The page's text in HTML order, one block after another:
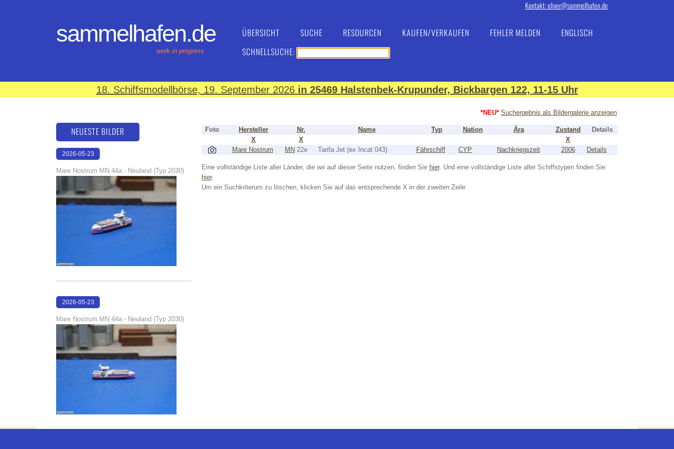
Kontakt: oliver@sammelhafen.de
sammelhafen.de
work in progress
ÜBERSICHT SUCHE RESOURCEN KAUFEN/VERKAUFEN FEHLER MELDEN
ENGLISCH
SCHNELLSUCHE:
18. Schiffsmodellbörse, 19. September 2026 in 25469 Halstenbek-Krupunder, Bickbargen 122, 11-15 Uhr
*NEU* Suchergebnis als Bildergalerie anzeigen
Foto Hersteller Nr. Name Typ Nation Ära Zustand
Details
X
X
X
Mare Nostrum
MN 22e Tarifa Jet (ex Incat 043) Fährschiff CYP Nachkriegszeit 2006 Details
Eine vollständige Liste aller Länder, die wir auf dieser Seite nutzen, finden Sie hier. Und eine vollständige Liste aller Schiffstypen finden Sie
hier.
Um ein Suchkriterum zu löschen, klicken Sie auf das entsprechende X in der zweiten Zeile.
NEUESTE BILDER
2026-05-23
Mare Nostrum MN 44a - Neuland (Typ 2030)
2026-05-23
Mare Nostrum MN 44a - Neuland (Typ 2030)